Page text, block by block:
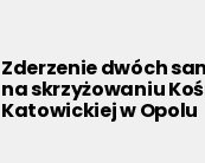
Zderzenie dwóch
na skrzyżowaniu
Katowickiej w Opolu